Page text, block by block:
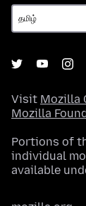
Visit Mozilla
Mozilla
Portions of
individual
available